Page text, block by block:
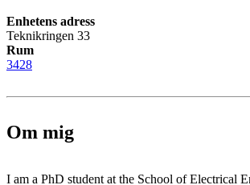
Enhetens adress
Teknikringen 33
Rum
3428
Om mig
I am a PhD student at the School of Electrical